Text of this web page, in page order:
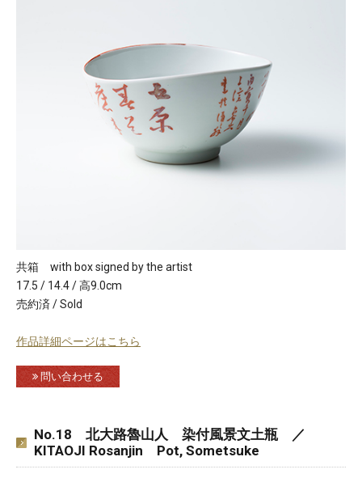
共箱 with box signed by the artist
17.5 / 14.4 / 高9.0cm
売約済 / Sold
作品詳細ページはこちら
問い合わせる
No.18 北大路魯山人 染付風景文土瓶 ／
KITAOJI Rosanjin Pot, Sometsuke